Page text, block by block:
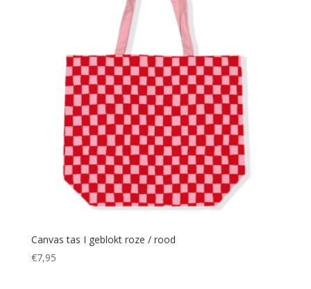
Canvas tas I geblokt roze / rood
€7,95